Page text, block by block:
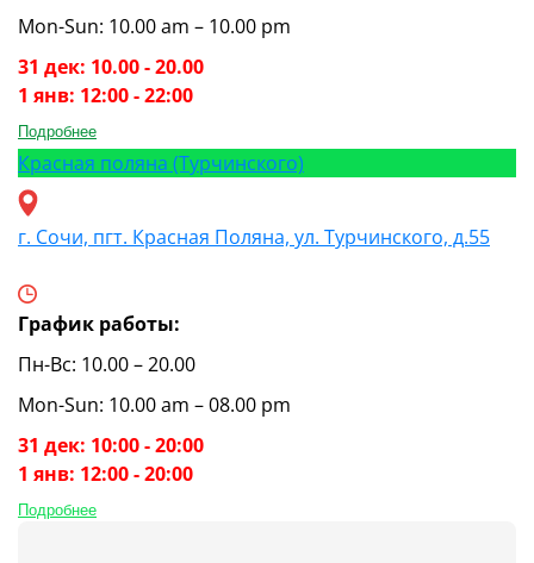
Mon-Sun: 10.00 am – 10.00 pm
31 дек: 10.00 - 20.00
1 янв: 12:00 - 22:00
Подробнее
Красная поляна (Турчинского)
г. Сочи, пгт. Красная Поляна, ул. Турчинского, д.55
График работы:
Пн-Вс: 10.00 – 20.00
Mon-Sun: 10.00 am – 08.00 pm
31 дек: 10:00 - 20:00
1 янв: 12:00 - 20:00
Подробнее